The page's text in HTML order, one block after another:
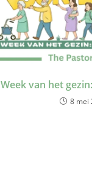
Week van het
8 mei